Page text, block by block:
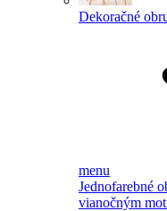
Dekoračné
menu
Jednofarebné
vianočným